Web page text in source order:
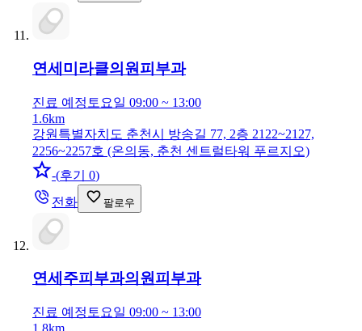
연세미라클의원 피부과
진료 예정 토요일 09:00 ~ 13:00
1.6km
강원특별자치도 춘천시 방송길 77, 2층 2122~2127,
2256~2257호 (온의동, 춘천 센트럴타워 푸르지오)
-(후기 0)
전화
팔로우
연세주피부과의원피부과
진료 예정 토요일 09:00 ~ 13:00
1.8km